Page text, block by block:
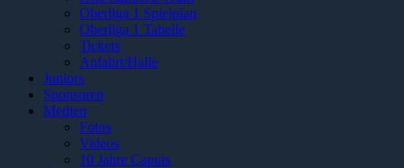
Oberliga 1 Spielplan
Oberliga 1 Tabelle
Tickets
Anfahrt/Halle
Juniors
Sponsoren
Medien
Fotos
Videos
10 Jahre Caputs